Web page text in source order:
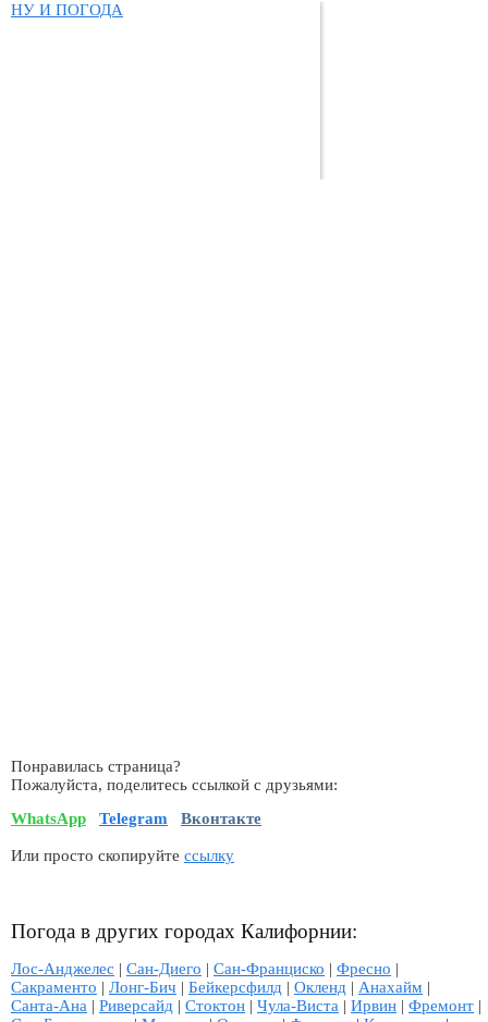
НУ И ПОГОДА
Понравилась страница?
Пожалуйста, поделитесь ссылкой с друзьями:
WhatsApp
Telegram Вконтакте
Или просто скопируйте ссылку
Погода в других городах Калифорнии:
Лос-Анджелес | Сан-Диего | Сан-Франциско | Фресно |
Сакраменто | Лонг-Бич | Бейкерсфилд | Окленд | Анахайм |
Санта-Ана | Риверсайд | Стоктон | Чула-Виста | Ирвин | Фремонт |